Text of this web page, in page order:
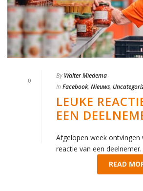
0
By Walter Miedema
In Facebook, Nieuws,
LEUKE
EEN
Afgelopen week ontvingen
reactie van een deelnemer.
READ